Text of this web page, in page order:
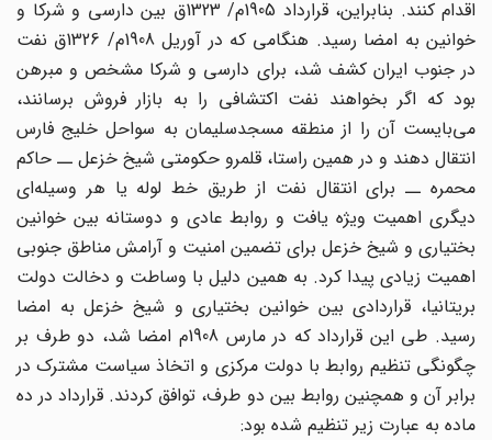
اقدام کنند. بنابراین، قرارداد 1905م/ 1323ق بین دارسی و شرکا و
خوانین به امضا رسید. هنگامی که در آوریل 1908م/ 1326ق نفت
در جنوب ایران کشف شد، برای دارسی و شرکا مشخص و مبرهن
بود که اگر بخواهند نفت اکتشافی را به بازار فروش برسانند،
میبایست آن را از منطقه مسجدسلیمان به سواحل خلیج فارس
انتقال دهند و در همین راستا، قلمرو حکومتی شیخ خزعل ــ حاکم
محمره ــ برای انتقال نفت از طریق خط لوله یا هر وسیلهای
دیگری اهمیت ویژه یافت و روابط عادی و دوستانه بین خوانین
بختیاری و شیخ خزعل برای تضمین امنیت و آرامش مناطق جنوبی
اهمیت زیادی پیدا کرد. به همین دلیل با وساطت و دخالت دولت
بریتانیا، قراردادی بین خوانین بختیاری و شیخ خزعل به امضا
رسید. طی این قرارداد که در مارس 1908م امضا شد، دو طرف بر
چگونگی تنظیم روابط با دولت مرکزی و اتخاذ سیاست مشترک در
برابر آن و همچنین روابط بین دو طرف، توافق کردند. قرارداد در ده
ماده به عبارت زیر تنظیم شده بود: